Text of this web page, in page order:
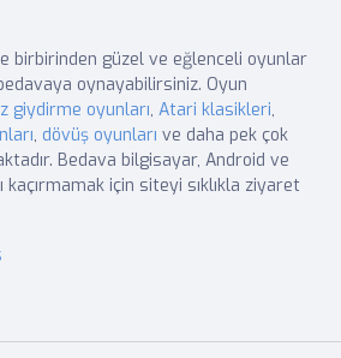
birbirinden güzel ve eğlenceli oyunlar
oynayabilirsiniz. Oyun
giydirme oyunları, Atari klasikleri,
, dövüş oyunları ve daha pek çok
Bedava bilgisayar, Android ve
kaçırmamak için siteyi sıklıkla ziyaret